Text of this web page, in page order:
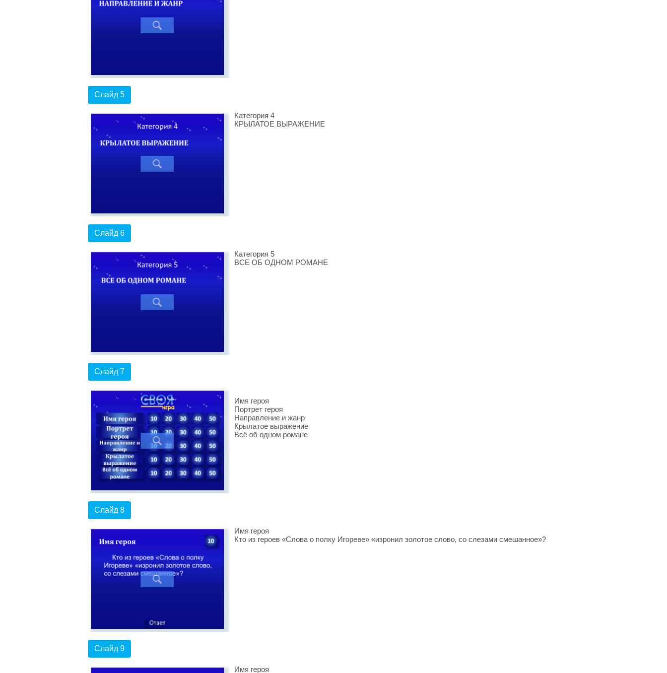
Слайд 5
Категория 4
КРЫЛАТОЕ ВЫРАЖЕНИЕ
Слайд 6
Категория 5
ВСЕ ОБ ОДНОМ РОМАНЕ
Слайд 7
Имя героя
Портрет героя
Направление и жанр
Крылатое выражение
Всё об одном романе
Слайд 8
Имя героя
Кто из героев «Слова о полку Игореве» «изронил золотое слово, со слезами смешанное»?
Слайд 9
Имя героя